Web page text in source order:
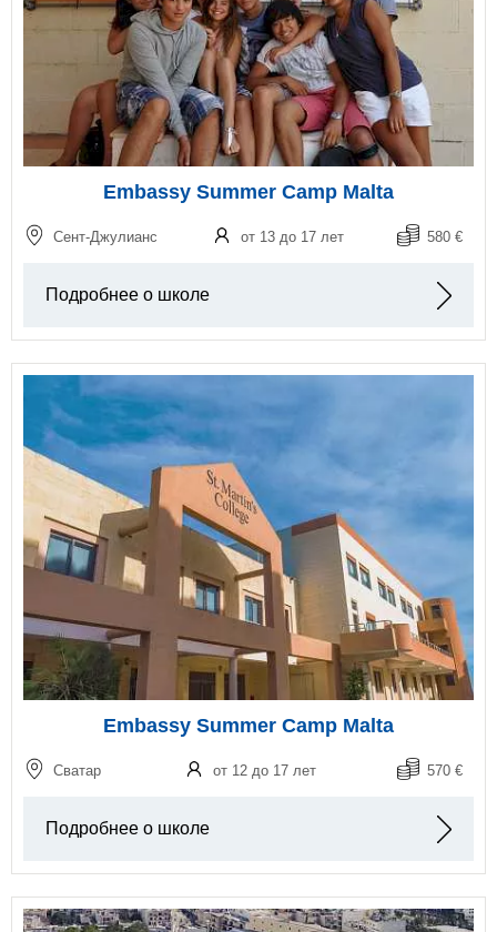
Embassy Summer Camp Malta
Сент-Джулианс от 13 до 17 лет 580 €
Подробнее о школе
Embassy Summer Camp Malta
Сватар от 12 до 17 лет 570 €
Подробнее о школе